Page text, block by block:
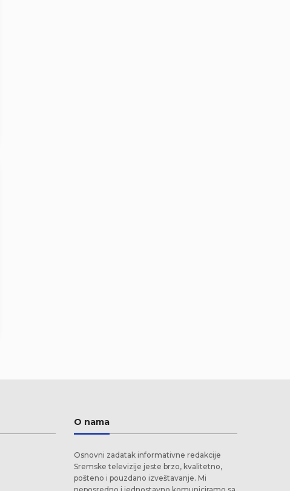
O nama
Osnovni zadatak informativne redakcije
Sremske televizije jeste brzo, kvalitetno,
pošteno i pouzdano izveštavanje. Mi